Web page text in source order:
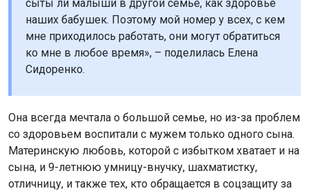
сыты ли малыши в другой семье, как здоровье
наших бабушек. Поэтому мой номер у всех, с кем
мне приходилось работать, они могут обратиться
ко мне в любое время», – поделилась Елена
Сидоренко.
Она всегда мечтала о большой семье, но из-за проблем
со здоровьем воспитали с мужем только одного сына.
Материнскую любовь, которой с избытком хватает и на
сына, и 9-летнюю умницу-внучку, шахматистку,
отличницу, и также тех, кто обращается в соцзащиту за